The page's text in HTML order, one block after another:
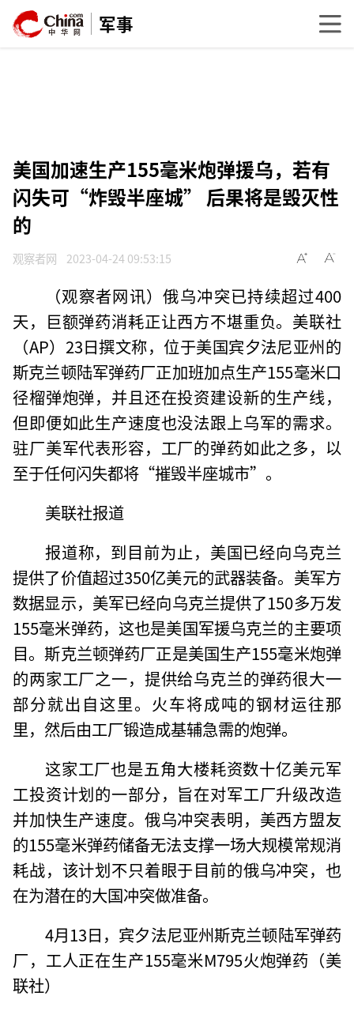
军事
美国加速生产155毫米炮弹援乌，若有
闪失可“炸毁半座城” 后果将是毁灭性
的
观察者网 2023-04-24 09:53:15
（观察者网讯）俄乌冲突已持续超过400
天，巨额弹药消耗正让西方不堪重负。美联社
（AP）23日撰文称，位于美国宾夕法尼亚州的
斯克兰顿陆军弹药厂正加班加点生产155毫米口
径榴弹炮弹，并且还在投资建设新的生产线，
但即便如此生产速度也没法跟上乌军的需求。
驻厂美军代表形容，工厂的弹药如此之多，以
至于任何闪失都将“摧毁半座城市”。
美联社报道
报道称，到目前为止，美国已经向乌克兰
提供了价值超过350亿美元的武器装备。美军方
数据显示，美军已经向乌克兰提供了150多万发
155毫米弹药，这也是美国军援乌克兰的主要项
目。斯克兰顿弹药厂正是美国生产155毫米炮弹
的两家工厂之一，提供给乌克兰的弹药很大一
部分就出自这里。火车将成吨的钢材运往那
里，然后由工厂锻造成基辅急需的炮弹。
这家工厂也是五角大楼耗资数十亿美元军
工投资计划的一部分，旨在对军工厂升级改造
并加快生产速度。俄乌冲突表明，美西方盟友
的155毫米弹药储备无法支撑一场大规模常规消
耗战，该计划不只着眼于目前的俄乌冲突，也
在为潜在的大国冲突做准备。
4月13日，宾夕法尼亚州斯克兰顿陆军弹药
厂，工人正在生产155毫米M795火炮弹药（美
联社）